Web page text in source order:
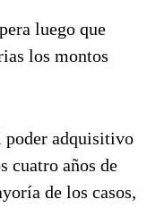
luego que
los montos
poder adquisitivo
cuatro años de
de los casos,